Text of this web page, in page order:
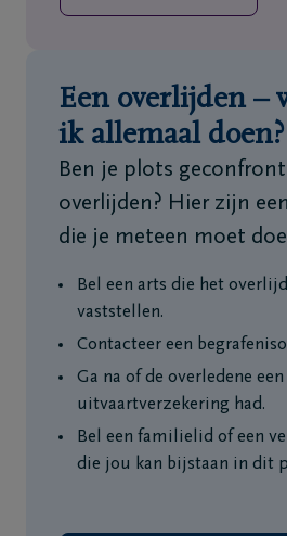
Een overlijden –
ik allemaal doen?
Ben je plots
overlijden? Hier zijn
die je meteen moet
Bel een arts die het
vaststellen.
Contacteer een
Ga na of de overledene
uitvaartverzekering had.
Bel een familielid of een
die jou kan bijstaan in dit